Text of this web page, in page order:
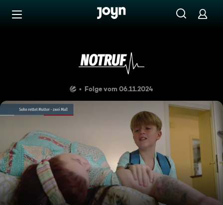
Zum Inhalt springen
Doppelt gerettet hält besser
Folge vom 06.11.2024